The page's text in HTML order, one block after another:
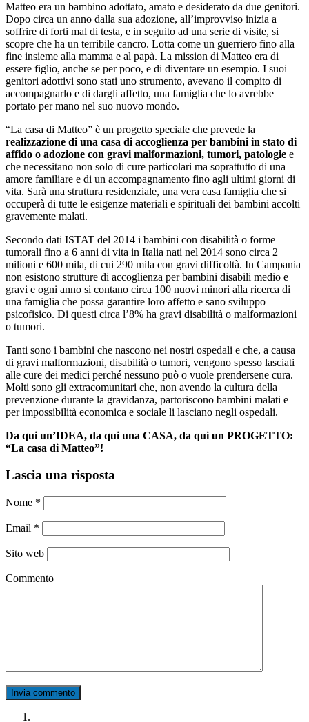
Matteo era un bambino adottato, amato e desiderato da due genitori.
Dopo circa un anno dalla sua adozione, all’improvviso inizia a
soffrire di forti mal di testa, e in seguito ad una serie di visite, si
scopre che ha un terribile cancro. Lotta come un guerriero fino alla
fine insieme alla mamma e al papà. La mission di Matteo era di
essere figlio, anche se per poco, e di diventare un esempio. I suoi
genitori adottivi sono stati uno strumento, avevano il compito di
accompagnarlo e di dargli affetto, una famiglia che lo avrebbe
portato per mano nel suo nuovo mondo.
“La casa di Matteo” è un progetto speciale che prevede la
realizzazione di una casa di accoglienza per bambini in stato di
affido o adozione con gravi malformazioni, tumori, patologie e
che necessitano non solo di cure particolari ma soprattutto di una
amore familiare e di un accompagnamento fino agli ultimi giorni di
vita. Sarà una struttura residenziale, una vera casa famiglia che si
occuperà di tutte le esigenze materiali e spirituali dei bambini accolti
gravemente malati.
Secondo dati ISTAT del 2014 i bambini con disabilità o forme
tumorali fino a 6 anni di vita in Italia nati nel 2014 sono circa 2
milioni e 600 mila, di cui 290 mila con gravi difficoltà. In Campania
non esistono strutture di accoglienza per bambini disabili medio e
gravi e ogni anno si contano circa 100 nuovi minori alla ricerca di
una famiglia che possa garantire loro affetto e sano sviluppo
psicofisico. Di questi circa l’8% ha gravi disabilità o malformazioni
o tumori.
Tanti sono i bambini che nascono nei nostri ospedali e che, a causa
di gravi malformazioni, disabilità o tumori, vengono spesso lasciati
alle cure dei medici perché nessuno può o vuole prendersene cura.
Molti sono gli extracomunitari che, non avendo la cultura della
prevenzione durante la gravidanza, partoriscono bambini malati e
per impossibilità economica e sociale li lasciano negli ospedali.
Da qui un’IDEA, da qui una CASA, da qui un PROGETTO:
“La casa di Matteo”!
Lascia una risposta
Nome *
Email *
Sito web
Commento